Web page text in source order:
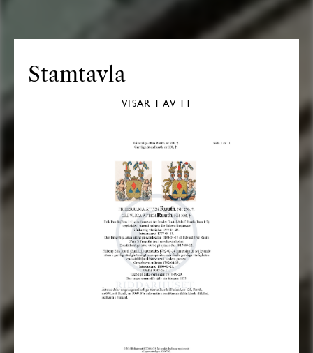
Stamtavla
VISAR 1 AV 11